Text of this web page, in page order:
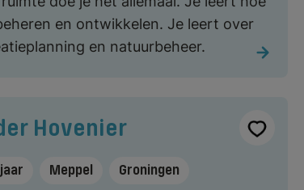
en ontwikkelen. Je leert over
en natuurbeheer.
Hovenier
Meppel Groningen